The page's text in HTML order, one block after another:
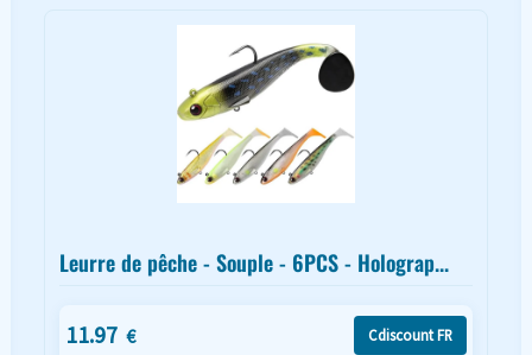
Leurre de pêche - Souple - 6PCS - Holograp...
11.97 € Cdiscount FR